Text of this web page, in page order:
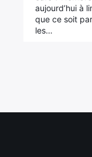
aujourd’hui à
que ce soit
les…